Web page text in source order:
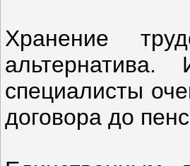
Хранение
специалисты
договора до